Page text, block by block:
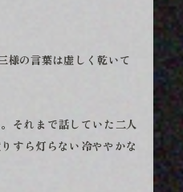
様の言葉は虚しく乾いて
それまで話していた二人
すら灯らない冷ややかな